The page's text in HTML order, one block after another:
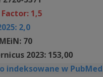
1,5
2,0
70
2023: 153,00
indeksowane w